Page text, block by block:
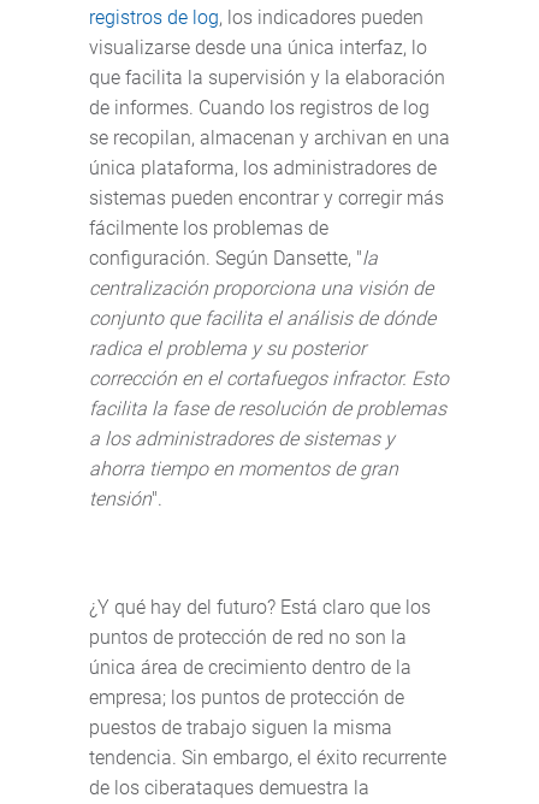
registros de log, los indicadores pueden
visualizarse desde una única interfaz, lo
que facilita la supervisión y la elaboración
de informes. Cuando los registros de log
se recopilan, almacenan y archivan en una
única plataforma, los administradores de
sistemas pueden encontrar y corregir más
fácilmente los problemas de
configuración. Según Dansette, "la
centralización proporciona una visión de
conjunto que facilita el análisis de dónde
radica el problema y su posterior
corrección en el cortafuegos infractor. Esto
facilita la fase de resolución de problemas
a los administradores de sistemas y
ahorra tiempo en momentos de gran
tensión".
¿Y qué hay del futuro? Está claro que los
puntos de protección de red no son la
única área de crecimiento dentro de la
empresa; los puntos de protección de
puestos de trabajo siguen la misma
tendencia. Sin embargo, el éxito recurrente
de los ciberataques demuestra la